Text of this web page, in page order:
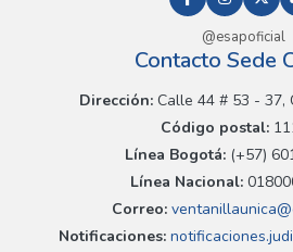
@esapoficial
Contacto Sede
Dirección:Calle 44 # 53 - 37,
Código postal:
Línea Bogotá:(+57)
Línea Nacional:
Correo:
Notificaciones: